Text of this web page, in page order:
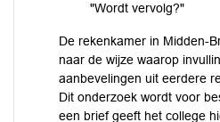
"Wordt vervolg?"
De rekenkamer in Midden-
naar de wijze waarop
aanbevelingen uit eerdere
Dit onderzoek wordt voor
een brief geeft het college